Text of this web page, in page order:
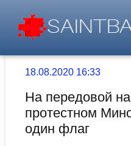
18.08.2020 16:33
На передовой
протестном
один флаг